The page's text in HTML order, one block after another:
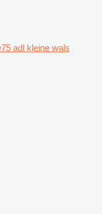
adl kleine wals